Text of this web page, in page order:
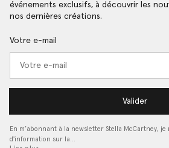
événements exclusifs, à découvrir les
nos dernières créations.
Votre e-mail
Valider
En m’abonnant à la newsletter Stella McCartney,
d'information sur la…